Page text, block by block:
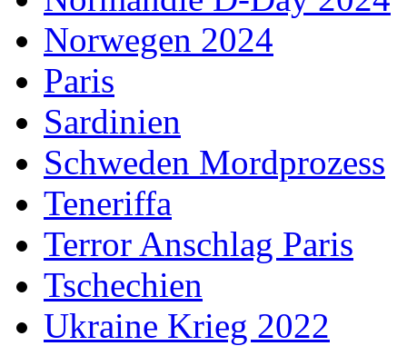
Norwegen 2024
Paris
Sardinien
Schweden Mordprozess
Teneriffa
Terror Anschlag Paris
Tschechien
Ukraine Krieg 2022